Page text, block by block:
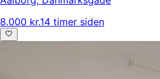
8.000 kr.14 timer siden